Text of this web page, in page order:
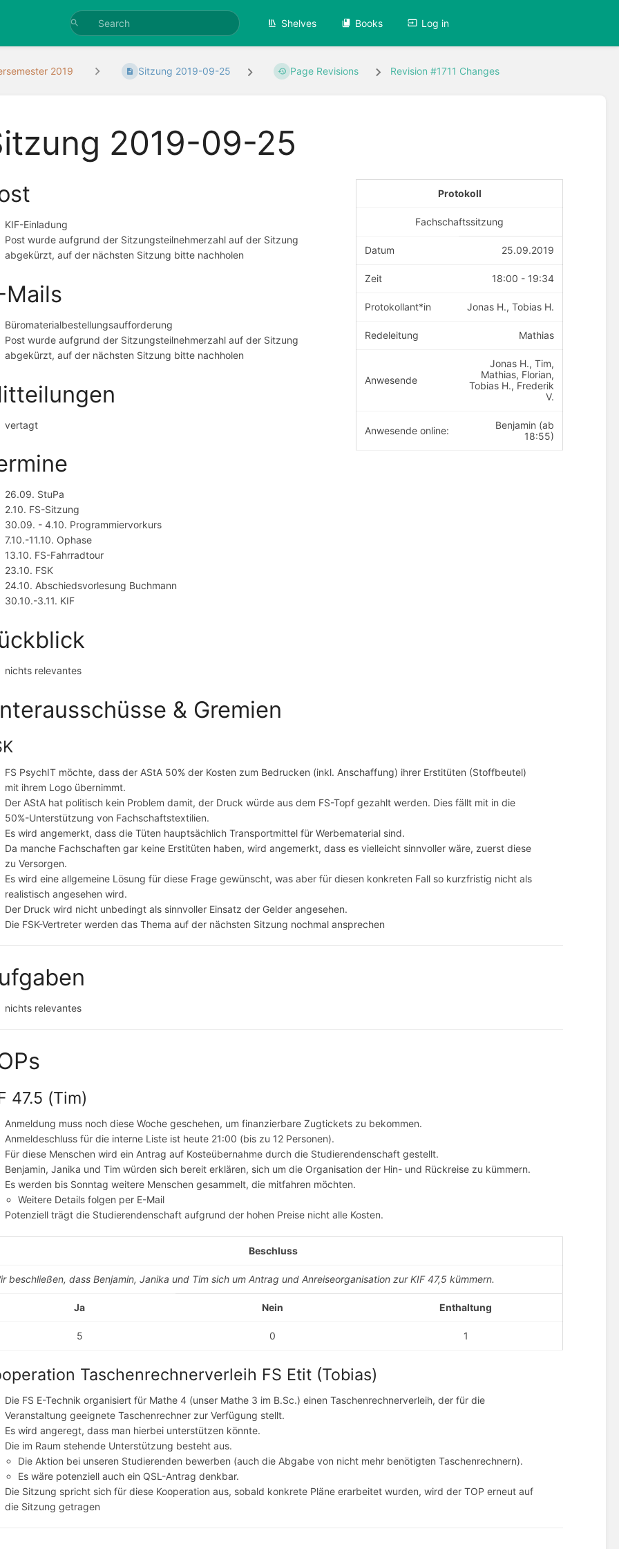
Shelves Books Log in
2019 Sitzung 2019-09-25 Page Revisions Revision #1711 Changes
2019-09-25
Protokoll
Fachschaftssitzung
Datum 25.09.2019
Zeit 18:00 - 19:34
Protokollant*in Jonas H., Tobias H.
Redeleitung Mathias
Anwesende
Jonas H., Tim,
Mathias, Florian,
Tobias H., Frederik
V.
Anwesende online:
Benjamin (ab
18:55)
KIF-Einladung
Post wurde aufgrund der Sitzungsteilnehmerzahl auf der Sitzung
abgekürzt, auf der nächsten Sitzung bitte nachholen
Mails
Büromaterialbestellungsaufforderung
Post wurde aufgrund der Sitzungsteilnehmerzahl auf der Sitzung
abgekürzt, auf der nächsten Sitzung bitte nachholen
vertagt
26.09. StuPa
2.10. FS-Sitzung
30.09. - 4.10. Programmiervorkurs
7.10.-11.10. Ophase
13.10. FS-Fahrradtour
23.10. FSK
24.10. Abschiedsvorlesung Buchmann
30.10.-3.11. KIF
nichts relevantes
& Gremien
FS PsychIT möchte, dass der AStA 50% der Kosten zum Bedrucken (inkl. Anschaffung) ihrer Erstitüten (Stoffbeutel)
mit ihrem Logo übernimmt.
Der AStA hat politisch kein Problem damit, der Druck würde aus dem FS-Topf gezahlt werden. Dies fällt mit in die
50%-Unterstützung von Fachschaftstextilien.
Es wird angemerkt, dass die Tüten hauptsächlich Transportmittel für Werbematerial sind.
Da manche Fachschaften gar keine Erstitüten haben, wird angemerkt, dass es vielleicht sinnvoller wäre, zuerst diese
zu Versorgen.
Es wird eine allgemeine Lösung für diese Frage gewünscht, was aber für diesen konkreten Fall so kurzfristig nicht als
realistisch angesehen wird.
Der Druck wird nicht unbedingt als sinnvoller Einsatz der Gelder angesehen.
Die FSK-Vertreter werden das Thema auf der nächsten Sitzung nochmal ansprechen
nichts relevantes
47.5 (Tim)
Anmeldung muss noch diese Woche geschehen, um finanzierbare Zugtickets zu bekommen.
Anmeldeschluss für die interne Liste ist heute 21:00 (bis zu 12 Personen).
Für diese Menschen wird ein Antrag auf Kosteübernahme durch die Studierendenschaft gestellt.
Benjamin, Janika und Tim würden sich bereit erklären, sich um die Organisation der Hin- und Rückreise zu kümmern.
Es werden bis Sonntag weitere Menschen gesammelt, die mitfahren möchten.
Weitere Details folgen per E-Mail
Potenziell trägt die Studierendenschaft aufgrund der hohen Preise nicht alle Kosten.
Beschluss
beschließen, dass Benjamin, Janika und Tim sich um Antrag und Anreiseorganisation zur KIF 47,5 kümmern.
Ja Nein Enthaltung
5 0 1
Taschenrechnerverleih FS Etit (Tobias)
Die FS E-Technik organisiert für Mathe 4 (unser Mathe 3 im B.Sc.) einen Taschenrechnerverleih, der für die
Veranstaltung geeignete Taschenrechner zur Verfügung stellt.
Es wird angeregt, dass man hierbei unterstützen könnte.
Die im Raum stehende Unterstützung besteht aus.
Die Aktion bei unseren Studierenden bewerben (auch die Abgabe von nicht mehr benötigten Taschenrechnern).
Es wäre potenziell auch ein QSL-Antrag denkbar.
Die Sitzung spricht sich für diese Kooperation aus, sobald konkrete Pläne erarbeitet wurden, wird der TOP erneut auf
die Sitzung getragen